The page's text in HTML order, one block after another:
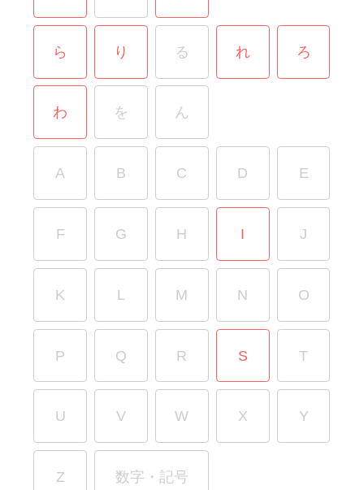
ら り る れ ろ
わ を ん
A B C D E
F G H I J
K L M N O
P Q R S T
U V W X Y
Z 数字・記号